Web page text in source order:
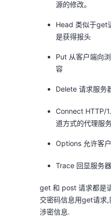
源的修改。
Head 类似于get
是获得报头
Put 从客户端向
容
Delete 请求服务
Connect HTTP/
道方式的代理服
Options 允许客
Trace 回显服务
get 和 post 请求都是
交密码信息用get请求
涉密信息.